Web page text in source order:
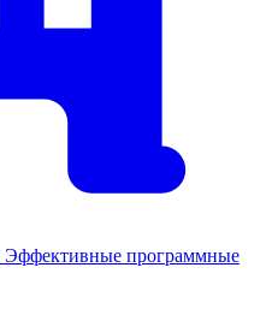
Эффективные программные